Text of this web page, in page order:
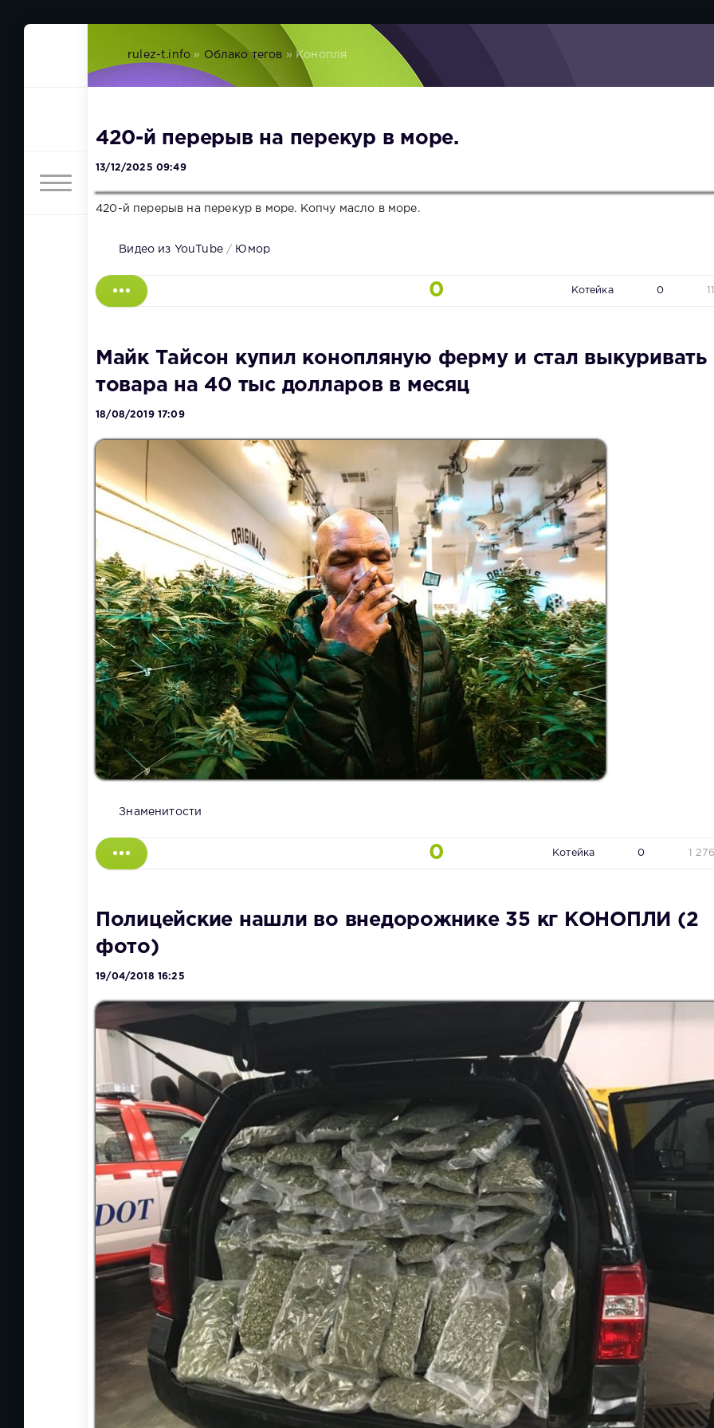
rulez-t.info » Облако тегов » Конопля
420-й перерыв на перекур в море.
13/12/2025 09:49
420-й перерыв на перекур в море. Копчу масло в море.
Видео из YouTube/ Юмор
0 Котейка 0
Майк Тайсон купил конопляную ферму и стал выкуривать
товара на 40 тыс долларов в месяц
18/08/2019 17:09
Знаменитости
0 Котейка 0 1
Полицейские нашли во внедорожнике 35 кг КОНОПЛИ (2
фото)
19/04/2018 16:25